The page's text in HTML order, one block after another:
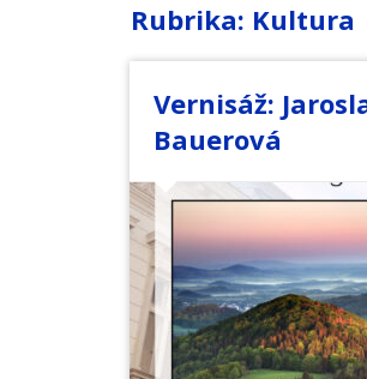
Rubrika: Kultura
Vernisáž:
Bauerová